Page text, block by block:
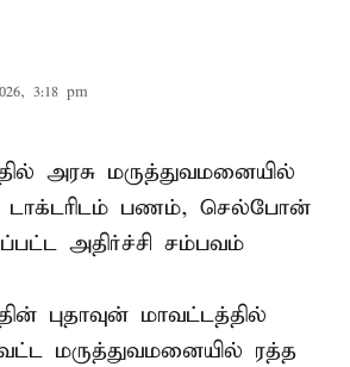
3:18 pm
அரசு மருத்துவமனையில்
டாக்டரிடம் பணம், செல்போன்
அதிர்ச்சி சம்பவம்
புதாவுன் மாவட்டத்தில்
மருத்துவமனையில் ரத்த